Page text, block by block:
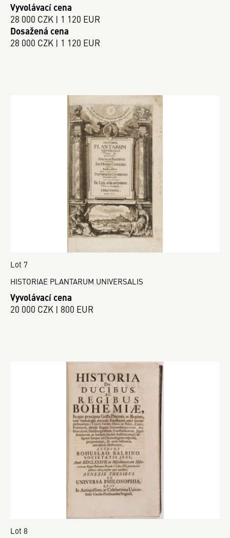
Vyvolávací cena
28 000 CZK | 1 120 EUR
Dosažená cena
28 000 CZK | 1 120 EUR
Lot 7
HISTORIAE PLANTARUM UNIVERSALIS
Vyvolávací cena
20 000 CZK | 800 EUR
Lot 8